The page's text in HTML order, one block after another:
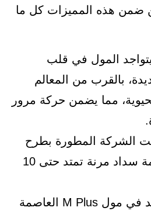
ضمن هذه المميزات كل ما
المول في قلب
بالقرب من المعالم
مما يضمن حركة مرور
الشركة المطورة بطرح
أسعار تنافسية وأنظمة سداد مرنة تمتد حتى 10
● تنوع الوحدات: يوجد في مول M Plus العاصمة